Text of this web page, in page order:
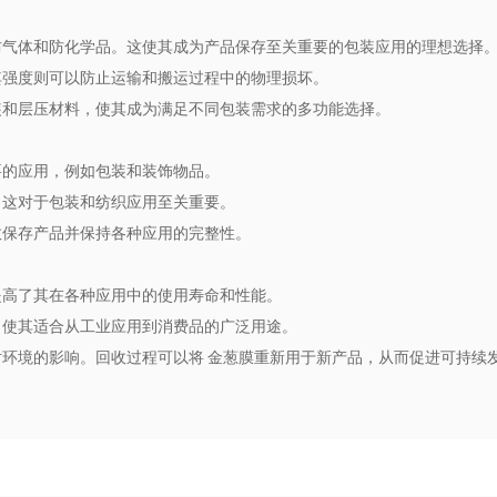
和防化学品。这使其成为产品保存至关重要的包装应用的理想选择。
度则可以防止运输和搬运过程中的物理损坏。
压材料，使其成为满足不同包装需求的多功能选择。
应用，例如包装和装饰物品。
对于包装和纺织应用至关重要。
存产品并保持各种应用的完整性。
了其在各种应用中的使用寿命和性能。
其适合从工业应用到消费品的广泛用途。
的影响。回收过程可以将 金葱膜重新用于新产品，从而促进可持续